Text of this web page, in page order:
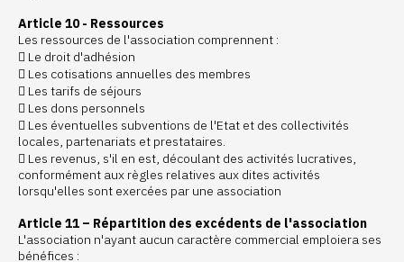
Article 10 - Ressources
Les ressources de l'association comprennent :
 Le droit d'adhésion
 Les cotisations annuelles des membres
 Les tarifs de séjours
 Les dons personnels
 Les éventuelles subventions de l'Etat et des collectivités
locales, partenariats et prestataires.
 Les revenus, s'il en est, découlant des activités lucratives,
conformément aux règles relatives aux dites activités
lorsqu'elles sont exercées par une association
Article 11 – Répartition des excédents de l'association
L'association n'ayant aucun caractère commercial emploiera ses
bénéfices :